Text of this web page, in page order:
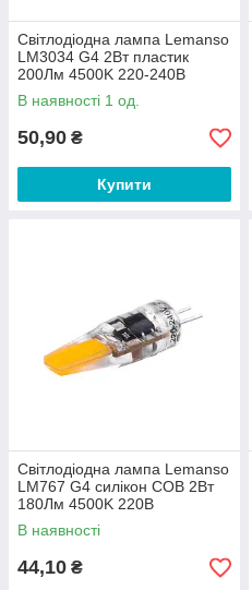
Світлодіодна лампа Lemanso
LM3034 G4 2Вт пластик
200Лм 4500K 220-240В
В наявності 1 од.
50,90 ₴
Купити
Світлодіодна лампа Lemanso
LM767 G4 силікон COB 2Вт
180Лм 4500K 220В
В наявності
44,10 ₴